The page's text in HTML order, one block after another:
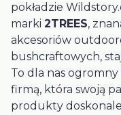
pokładzie
marki 2TREES,
akcesoriów
bushcraftowych,
To dla nas ogromny
firmą, która swoją
produkty